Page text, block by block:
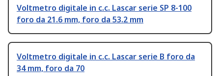
Voltmetro digitale in c.c. Lascar serie SP 8-100
foro da 21.6 mm, foro da 53.2 mm
Voltmetro digitale in c.c. Lascar serie B foro da
34 mm, foro da 70